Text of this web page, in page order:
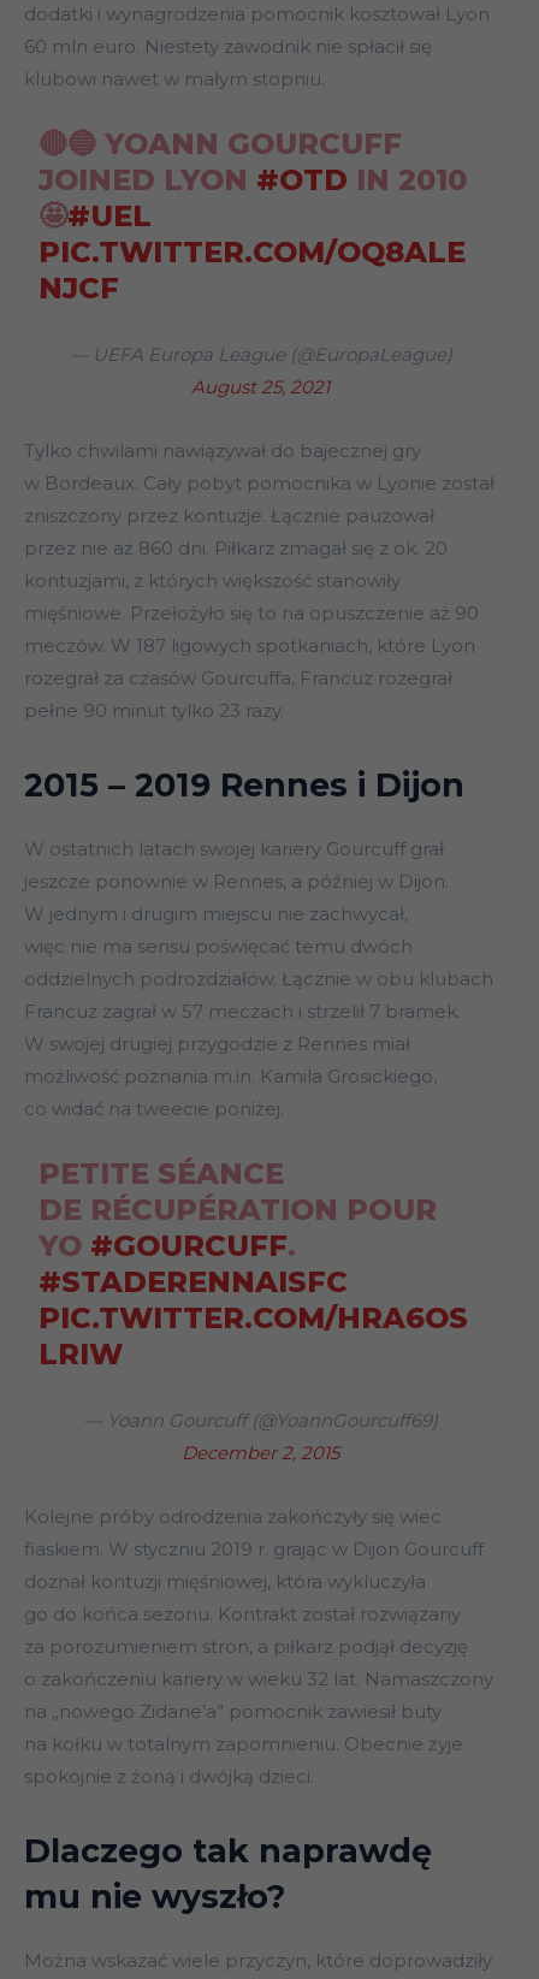
dodatki i wynagrodzenia pomocnik kosztował Lyon
60 mln euro. Niestety zawodnik nie spłacił się
klubowi nawet w małym stopniu.
🔴🔵 YOANN GOURCUFF
JOINED LYON #OTD IN 2010
🤩#UEL
PIC.TWITTER.COM/OQ8ALE
NJCF
— UEFA Europa League (@EuropaLeague)
August 25, 2021
Tylko chwilami nawiązywał do bajecznej gry
w Bordeaux. Cały pobyt pomocnika w Lyonie został
zniszczony przez kontuzje. Łącznie pauzował
przez nie aż 860 dni. Piłkarz zmagał się z ok. 20
kontuzjami, z których większość stanowiły
mięśniowe. Przełożyło się to na opuszczenie aż 90
meczów. W 187 ligowych spotkaniach, które Lyon
rozegrał za czasów Gourcuffa, Francuz rozegrał
pełne 90 minut tylko 23 razy.
2015 – 2019 Rennes i Dijon
W ostatnich latach swojej kariery Gourcuff grał
jeszcze ponownie w Rennes, a później w Dijon.
W jednym i drugim miejscu nie zachwycał,
więc nie ma sensu poświęcać temu dwóch
oddzielnych podrozdziałów. Łącznie w obu klubach
Francuz zagrał w 57 meczach i strzelił 7 bramek.
W swojej drugiej przygodzie z Rennes miał
możliwość poznania m.in. Kamila Grosickiego,
co widać na tweecie poniżej.
PETITE SÉANCE
DE RÉCUPÉRATION POUR
YO #GOURCUFF.
#STADERENNAISFC
PIC.TWITTER.COM/HRA6OS
LRIW
— Yoann Gourcuff (@YoannGourcuff69)
December 2, 2015
Kolejne próby odrodzenia zakończyły się wiec
fiaskiem. W styczniu 2019 r. grając w Dijon Gourcuff
doznał kontuzji mięśniowej, która wykluczyła
go do końca sezonu. Kontrakt został rozwiązany
za porozumieniem stron, a piłkarz podjął decyzję
o zakończeniu kariery w wieku 32 lat. Namaszczony
na „nowego Zidane’a” pomocnik zawiesił buty
na kołku w totalnym zapomnieniu. Obecnie żyje
spokojnie z żoną i dwójką dzieci.
Dlaczego tak naprawdę
mu nie wyszło?
Można wskazać wiele przyczyn, które doprowadziły